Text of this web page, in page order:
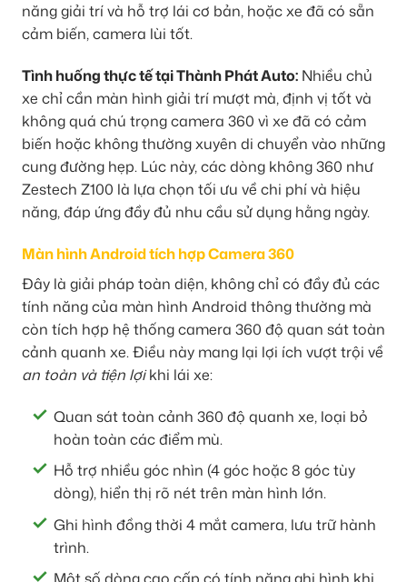
năng giải trí và hỗ trợ lái cơ bản, hoặc xe đã có sẵn
cảm biến, camera lùi tốt.
Tình huống thực tế tại Thành Phát Auto: Nhiều chủ
xe chỉ cần màn hình giải trí mượt mà, định vị tốt và
không quá chú trọng camera 360 vì xe đã có cảm
biến hoặc không thường xuyên di chuyển vào những
cung đường hẹp. Lúc này, các dòng không 360 như
Zestech Z100 là lựa chọn tối ưu về chi phí và hiệu
năng, đáp ứng đầy đủ nhu cầu sử dụng hằng ngày.
Màn hình Android tích hợp Camera 360
Đây là giải pháp toàn diện, không chỉ có đầy đủ các
tính năng của màn hình Android thông thường mà
còn tích hợp hệ thống camera 360 độ quan sát toàn
cảnh quanh xe. Điều này mang lại lợi ích vượt trội về
an toàn và tiện lợikhi lái xe:
Quan sát toàn cảnh 360 độ quanh xe, loại bỏ
hoàn toàn các điểm mù.
Hỗ trợ nhiều góc nhìn (4 góc hoặc 8 góc tùy
dòng), hiển thị rõ nét trên màn hình lớn.
Ghi hình đồng thời 4 mắt camera, lưu trữ hành
trình.